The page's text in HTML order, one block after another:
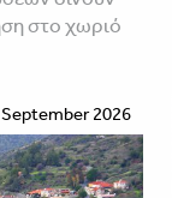
στο χωριό
2026